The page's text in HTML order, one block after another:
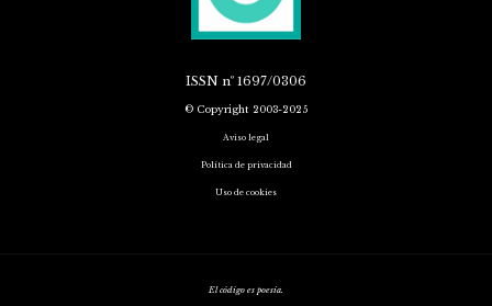
ISSN nº 1697/0306
© Copyright 2003-2025
Aviso legal
Política de privacidad
Uso de cookies
El código es poesía.